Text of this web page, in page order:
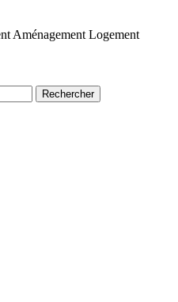
Aménagement Logement
Rechercher